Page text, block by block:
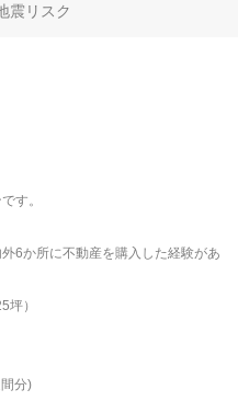
震リスク
す。
6か所に不動産を購入した経験があ
坪）
分)